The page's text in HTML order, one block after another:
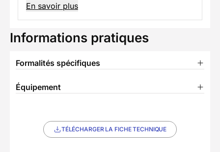
En savoir plus
Informations pratiques
Formalités spécifiques
Équipement
TÉLÉCHARGER LA FICHE TECHNIQUE